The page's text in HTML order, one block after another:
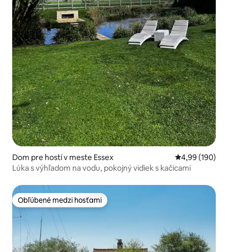
Dom pre hostí v meste Essex Priemerné
4,99 (190)
Lúka s výhľadom na vodu, pokojný vidiek s kačicami
Obľúbené medzi hosťami
Obľúbené medzi hosťami